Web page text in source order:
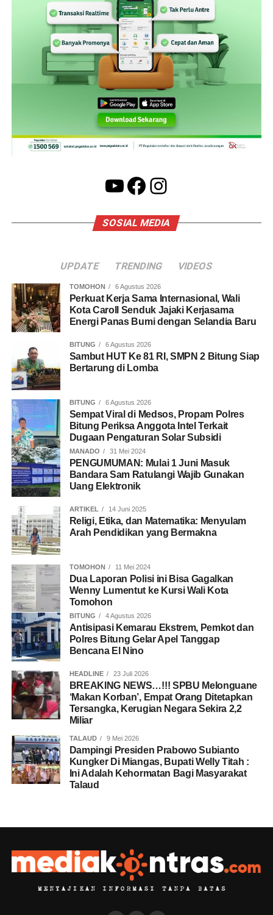
YouTube
Facebook
Instagram
SOSIAL MEDIA
UPDATE TRENDING VIDEOS
TOMOHON 6 Agustus 2026
Perkuat Kerja Sama Internasional, Wali
Kota Caroll Senduk Jajaki Kerjasama
Energi Panas Bumi dengan Selandia Baru
BITUNG 6 Agustus 2026
Sambut HUT Ke 81 RI, SMPN 2 Bitung Siap
Bertarung di Lomba
BITUNG 6 Agustus 2026
Sempat Viral di Medsos, Propam Polres
Bitung Periksa Anggota Intel Terkait
Dugaan Pengaturan Solar Subsidi
MANADO 31 Mei 2024
PENGUMUMAN: Mulai 1 Juni Masuk
Bandara Sam Ratulangi Wajib Gunakan
Uang Elektronik
ARTIKEL 14 Juni 2025
Religi, Etika, dan Matematika: Menyulam
Arah Pendidikan yang Bermakna
TOMOHON 11 Mei 2024
Dua Laporan Polisi ini Bisa Gagalkan
Wenny Lumentut ke Kursi Wali Kota
Tomohon
BITUNG 4 Agustus 2026
Antisipasi Kemarau Ekstrem, Pemkot dan
Polres Bitung Gelar Apel Tanggap
Bencana El Nino
HEADLINE 23 Juli 2026
BREAKING NEWS…!!! SPBU Melonguane
‘Makan Korban’, Empat Orang Ditetapkan
Tersangka, Kerugian Negara Sekira 2,2
Miliar
TALAUD 9 Mei 2026
Dampingi Presiden Prabowo Subianto
Kungker Di Miangas, Bupati Welly Titah :
Ini Adalah Kehormatan Bagi Masyarakat
Talaud